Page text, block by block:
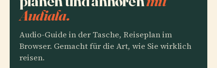
Audiala.
Audio-Guide in der Tasche, Reiseplan im
Browser. Gemacht für die Art, wie Sie wirklich
reisen.